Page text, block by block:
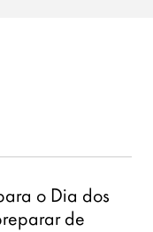
o Dia dos
de